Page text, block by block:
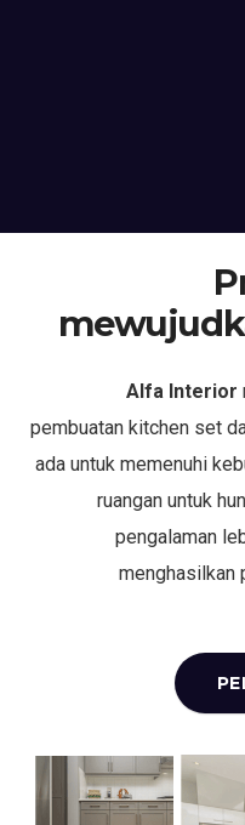
Alfa Interior
pembuatan kitchen set
ada untuk memenuhi
ruangan untuk
pengalaman
menghasilkan